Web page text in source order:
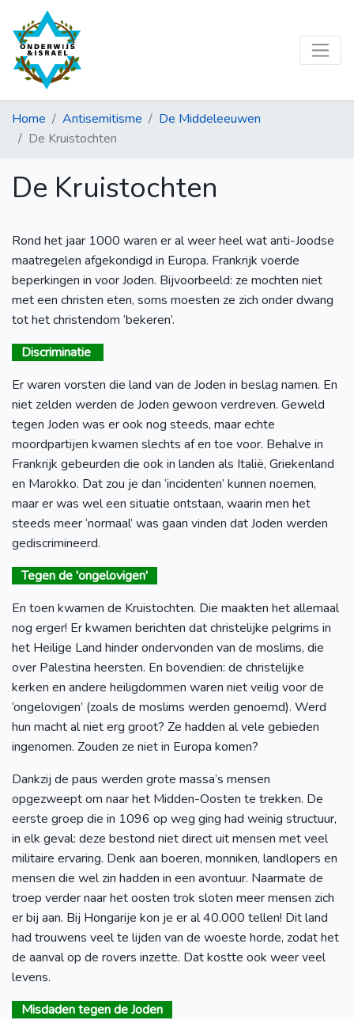
Home Antisemitisme
De Middeleeuwen
De Kruistochten
De Kruistochten
Rond het jaar 1000 waren er al weer heel wat anti-Joodse
maatregelen afgekondigd in Europa. Frankrijk voerde
beperkingen in voor Joden. Bijvoorbeeld: ze mochten niet
met een christen eten, soms moesten ze zich onder dwang
tot het christendom ‘bekeren’.
Discriminatie
Er waren vorsten die land van de Joden in beslag namen. En
niet zelden werden de Joden gewoon verdreven. Geweld
tegen Joden was er ook nog steeds, maar echte
moordpartijen kwamen slechts af en toe voor. Behalve in
Frankrijk gebeurden die ook in landen als Italië, Griekenland
en Marokko. Dat zou je dan ‘incidenten’ kunnen noemen,
maar er was wel een situatie ontstaan, waarin men het
steeds meer ‘normaal’ was gaan vinden dat Joden werden
gediscrimineerd.
Tegen de 'ongelovigen'
En toen kwamen de Kruistochten. Die maakten het allemaal
nog erger! Er kwamen berichten dat christelijke pelgrims in
het Heilige Land hinder ondervonden van de moslims, die
over Palestina heersten. En bovendien: de christelijke
kerken en andere heiligdommen waren niet veilig voor de
‘ongelovigen’ (zoals de moslims werden genoemd). Werd
hun macht al niet erg groot? Ze hadden al vele gebieden
ingenomen. Zouden ze niet in Europa komen?
Dankzij de paus werden grote massa’s mensen
opgezweept om naar het Midden-Oosten te trekken. De
eerste groep die in 1096 op weg ging had weinig structuur,
in elk geval: deze bestond niet direct uit mensen met veel
militaire ervaring. Denk aan boeren, monniken, landlopers en
mensen die wel zin hadden in een avontuur. Naarmate de
troep verder naar het oosten trok sloten meer mensen zich
er bij aan. Bij Hongarije kon je er al 40.000 tellen! Dit land
had trouwens veel te lijden van de woeste horde, zodat het
de aanval op de rovers inzette. Dat kostte ook weer veel
levens.
Misdaden tegen de Joden